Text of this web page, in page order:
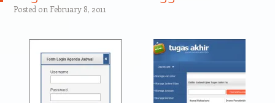
Posted on February 8, 2011